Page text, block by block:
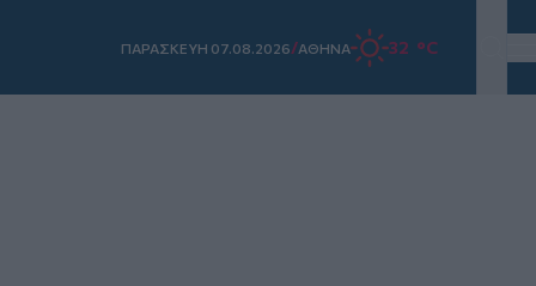
ΠΑΡΑΣΚΕΥΗ 07.08.2026/ΑΘΗΝΑ 32 °C